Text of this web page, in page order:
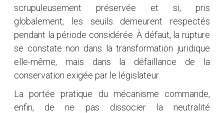
scrupuleusement préservée et si, pris
globalement, les seuils demeurent respectés
pendant la période considérée. À défaut, la rupture
se constate non dans la transformation juridique
elle-même, mais dans la défaillance de la
conservation exigée par le législateur.
La portée pratique du mécanisme commande,
enfin, de ne pas dissocier la neutralité